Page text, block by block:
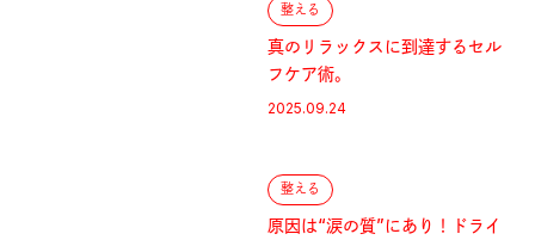
整える
真のリラックスに到達するセル
フケア術。
2025.09.24
整える
原因は“涙の質”にあり！ドライ